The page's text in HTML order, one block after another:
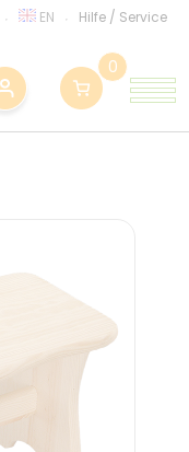
EN Hilfe / Service
0